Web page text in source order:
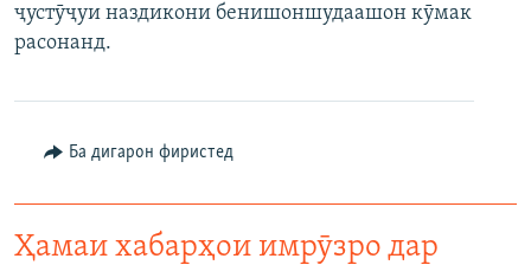
ҷустӯҷуи наздикони бенишоншудаашон кӯмак
расонанд.
Ба дигарон фиристед
Ҳамаи хабарҳои имрӯзро дар